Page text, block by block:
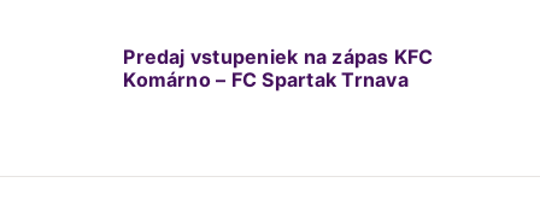
Predaj vstupeniek na zápas KFC
Komárno – FC Spartak Trnava